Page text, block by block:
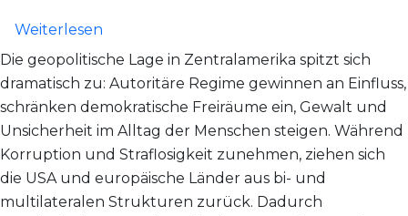
Weiterlesen
Die geopolitische Lage in Zentralamerika spitzt sich
dramatisch zu: Autoritäre Regime gewinnen an Einfluss,
schränken demokratische Freiräume ein, Gewalt und
Unsicherheit im Alltag der Menschen steigen. Während
Korruption und Straflosigkeit zunehmen, ziehen sich
die USA und europäische Länder aus bi- und
multilateralen Strukturen zurück. Dadurch